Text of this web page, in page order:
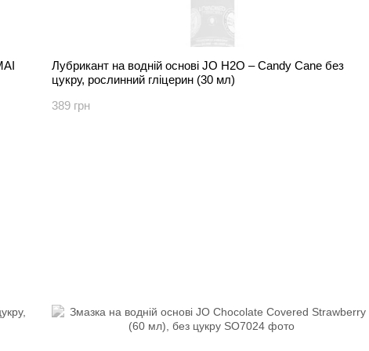
Лубрикант на водній основі JO H2O – Candy Cane без
цукру, рослинний гліцерин (30 мл)
389 грн